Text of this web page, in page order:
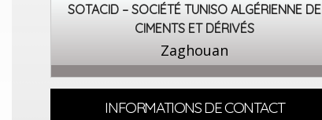
SOTACID – SOCIÉTÉ TUNISO ALGÉRIENNE DE
CIMENTS ET DÉRIVÉS
Zaghouan
INFORMATIONS DE CONTACT